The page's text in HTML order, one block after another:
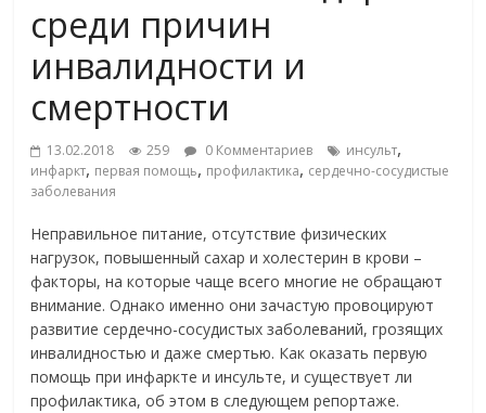
среди причин
инвалидности и
смертности
13.02.2018 259 0 Комментариев инсульт,
инфаркт, первая помощь, профилактика, сердечно-сосудистые
заболевания
Неправильное питание, отсутствие физических
нагрузок, повышенный сахар и холестерин в крови –
факторы, на которые чаще всего многие не обращают
внимание. Однако именно они зачастую провоцируют
развитие сердечно-сосудистых заболеваний, грозящих
инвалидностью и даже смертью. Как оказать первую
помощь при инфаркте и инсульте, и существует ли
профилактика, об этом в следующем репортаже.